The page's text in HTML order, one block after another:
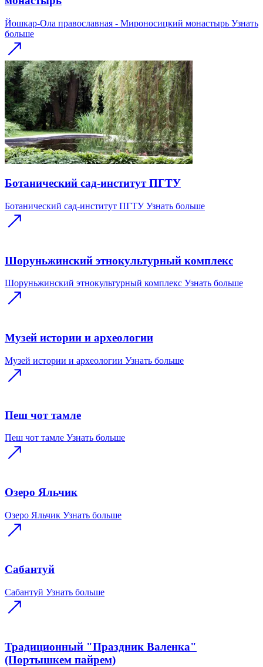
Йошкар-Ола православная - Мироносицкий монастырь Узнать
больше
Ботанический сад-институт ПГТУ
Ботанический сад-институт ПГТУ Узнать больше
Шоруньжинский этнокультурный комплекс
Шоруньжинский этнокультурный комплекс Узнать больше
Музей истории и археологии
Музей истории и археологии Узнать больше
Пеш чот тамле
Пеш чот тамле Узнать больше
Озеро Яльчик
Озеро Яльчик Узнать больше
Сабантуй
Сабантуй Узнать больше
Традиционный "Праздник Валенка"
(Портышкем пайрем)